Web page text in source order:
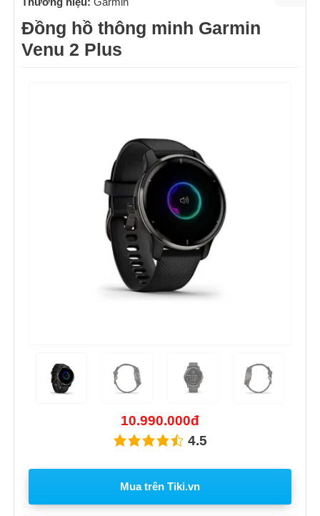
Đồng hồ thông minh Garmin
Venu 2 Plus
10.990.000đ
4.5
Mua trên Tiki.vn